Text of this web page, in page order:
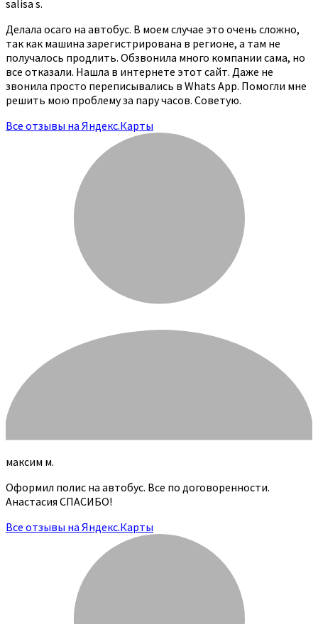
salisa s.
Делала осаго на автобус. В моем случае это очень сложно,
так как машина зарегистрирована в регионе, а там не
получалось продлить. Обзвонила много компании сама, но
все отказали. Нашла в интернете этот сайт. Даже не
звонила просто переписывались в Whats App. Помогли мне
решить мою проблему за пару часов. Советую.
Все отзывы на Яндекс.Карты
максим м.
Оформил полис на автобус. Все по договоренности.
Анастасия СПАСИБО!
Все отзывы на Яндекс.Карты